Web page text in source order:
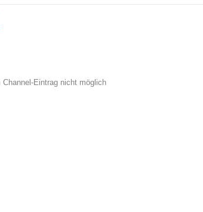
Eintrag nicht möglich